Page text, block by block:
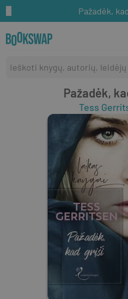
Pažadėk,
Pažadėk,
Tess